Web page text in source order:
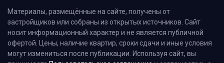
Материалы, размещённые на сайте, получены от
застройщиков или собраны из открытых источников. Сайт
носит информационный характер и не является публичной
офертой. Цены, наличие квартир, сроки сдачи и иные условия
могут измениться после публикации. Используя сайт, вы